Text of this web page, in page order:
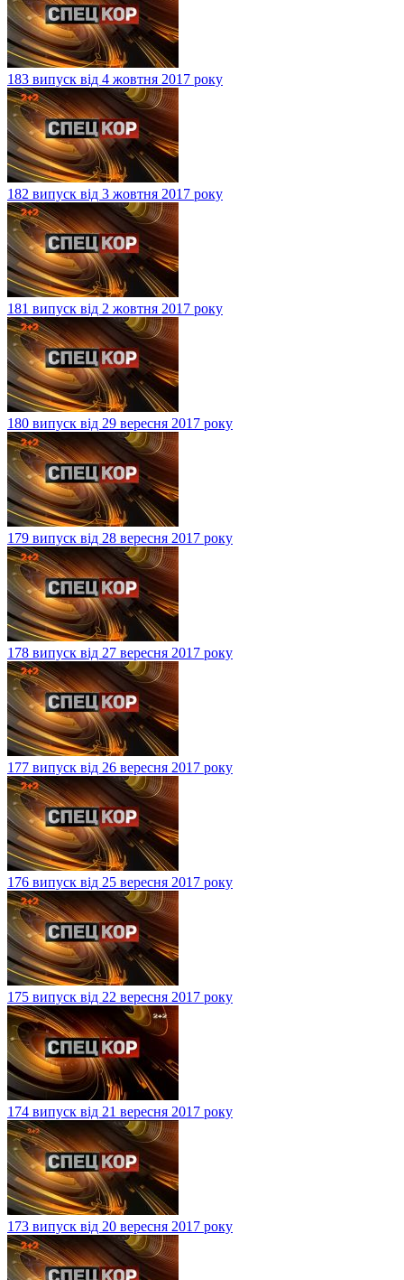
183 випуск від 4 жовтня 2017 року
182 випуск від 3 жовтня 2017 року
181 випуск від 2 жовтня 2017 року
180 випуск від 29 вересня 2017 року
179 випуск від 28 вересня 2017 року
178 випуск від 27 вересня 2017 року
177 випуск від 26 вересня 2017 року
176 випуск від 25 вересня 2017 року
175 випуск від 22 вересня 2017 року
174 випуск від 21 вересня 2017 року
173 випуск від 20 вересня 2017 року